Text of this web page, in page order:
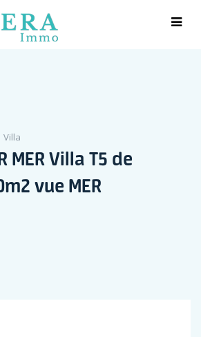
Villa
MER Villa T5 de
vue MER